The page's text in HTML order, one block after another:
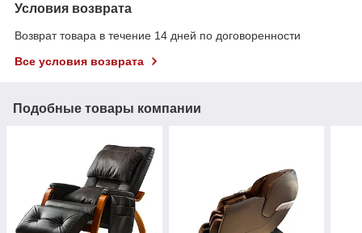
Условия возврата
Возврат товара в течение 14 дней по договоренности
Все условия возврата
Подобные товары компании